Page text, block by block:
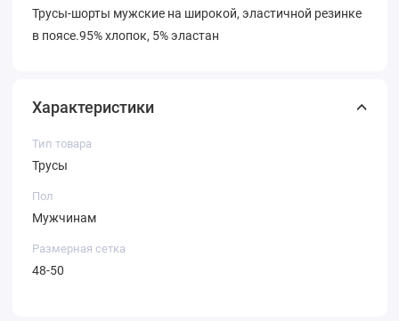
Трусы-шорты мужские на широкой, эластичной резинке
в поясе.95% хлопок, 5% эластан
Характеристики
Тип товара
Трусы
Пол
Мужчинам
Размерная сетка
48-50